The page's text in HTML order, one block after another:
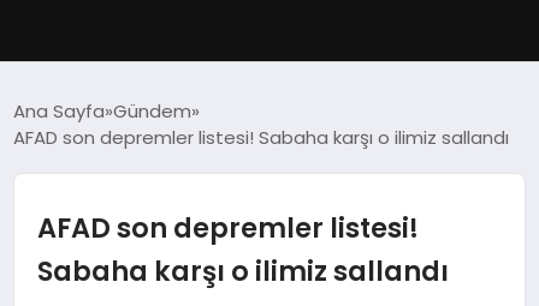
EĞITIM
EKONOMI
Ana Sayfa Gündem
AFAD son depremler listesi! Sabaha karşı o ilimiz sallandı
AFAD son depremler listesi!
Sabaha karşı o ilimiz sallandı